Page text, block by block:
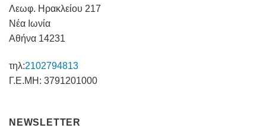
Λεωφ. Ηρακλείου 217
Νέα Ιωνία
Αθήνα 14231
τηλ:2102794813
Γ.Ε.ΜΗ: 3791201000
NEWSLETTER